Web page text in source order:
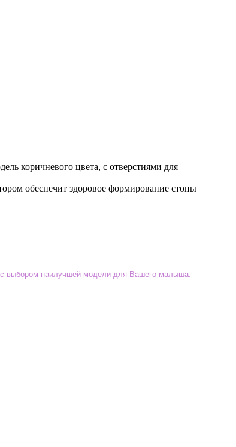
коричневого цвета, с отверстиями для
обеспечит здоровое формирование стопы
с выбором наилучшей модели для Вашего малыша.